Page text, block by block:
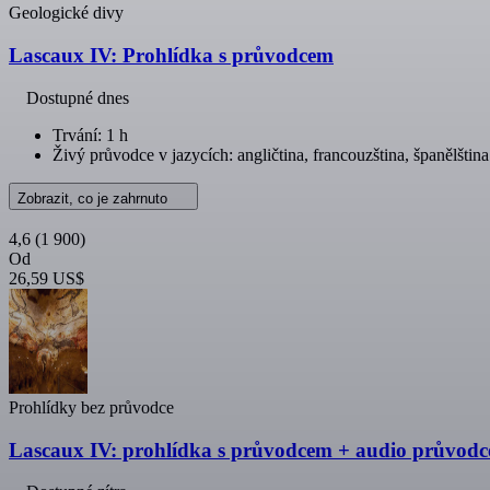
Geologické divy
Lascaux IV: Prohlídka s průvodcem
Dostupné dnes
Trvání: 1 h
Živý průvodce v jazycích: angličtina, francouzština, španělština
Zobrazit, co je zahrnuto
4,6 (1 900)
Od
26,59 US$
Prohlídky bez průvodce
Lascaux IV: prohlídka s průvodcem + audio